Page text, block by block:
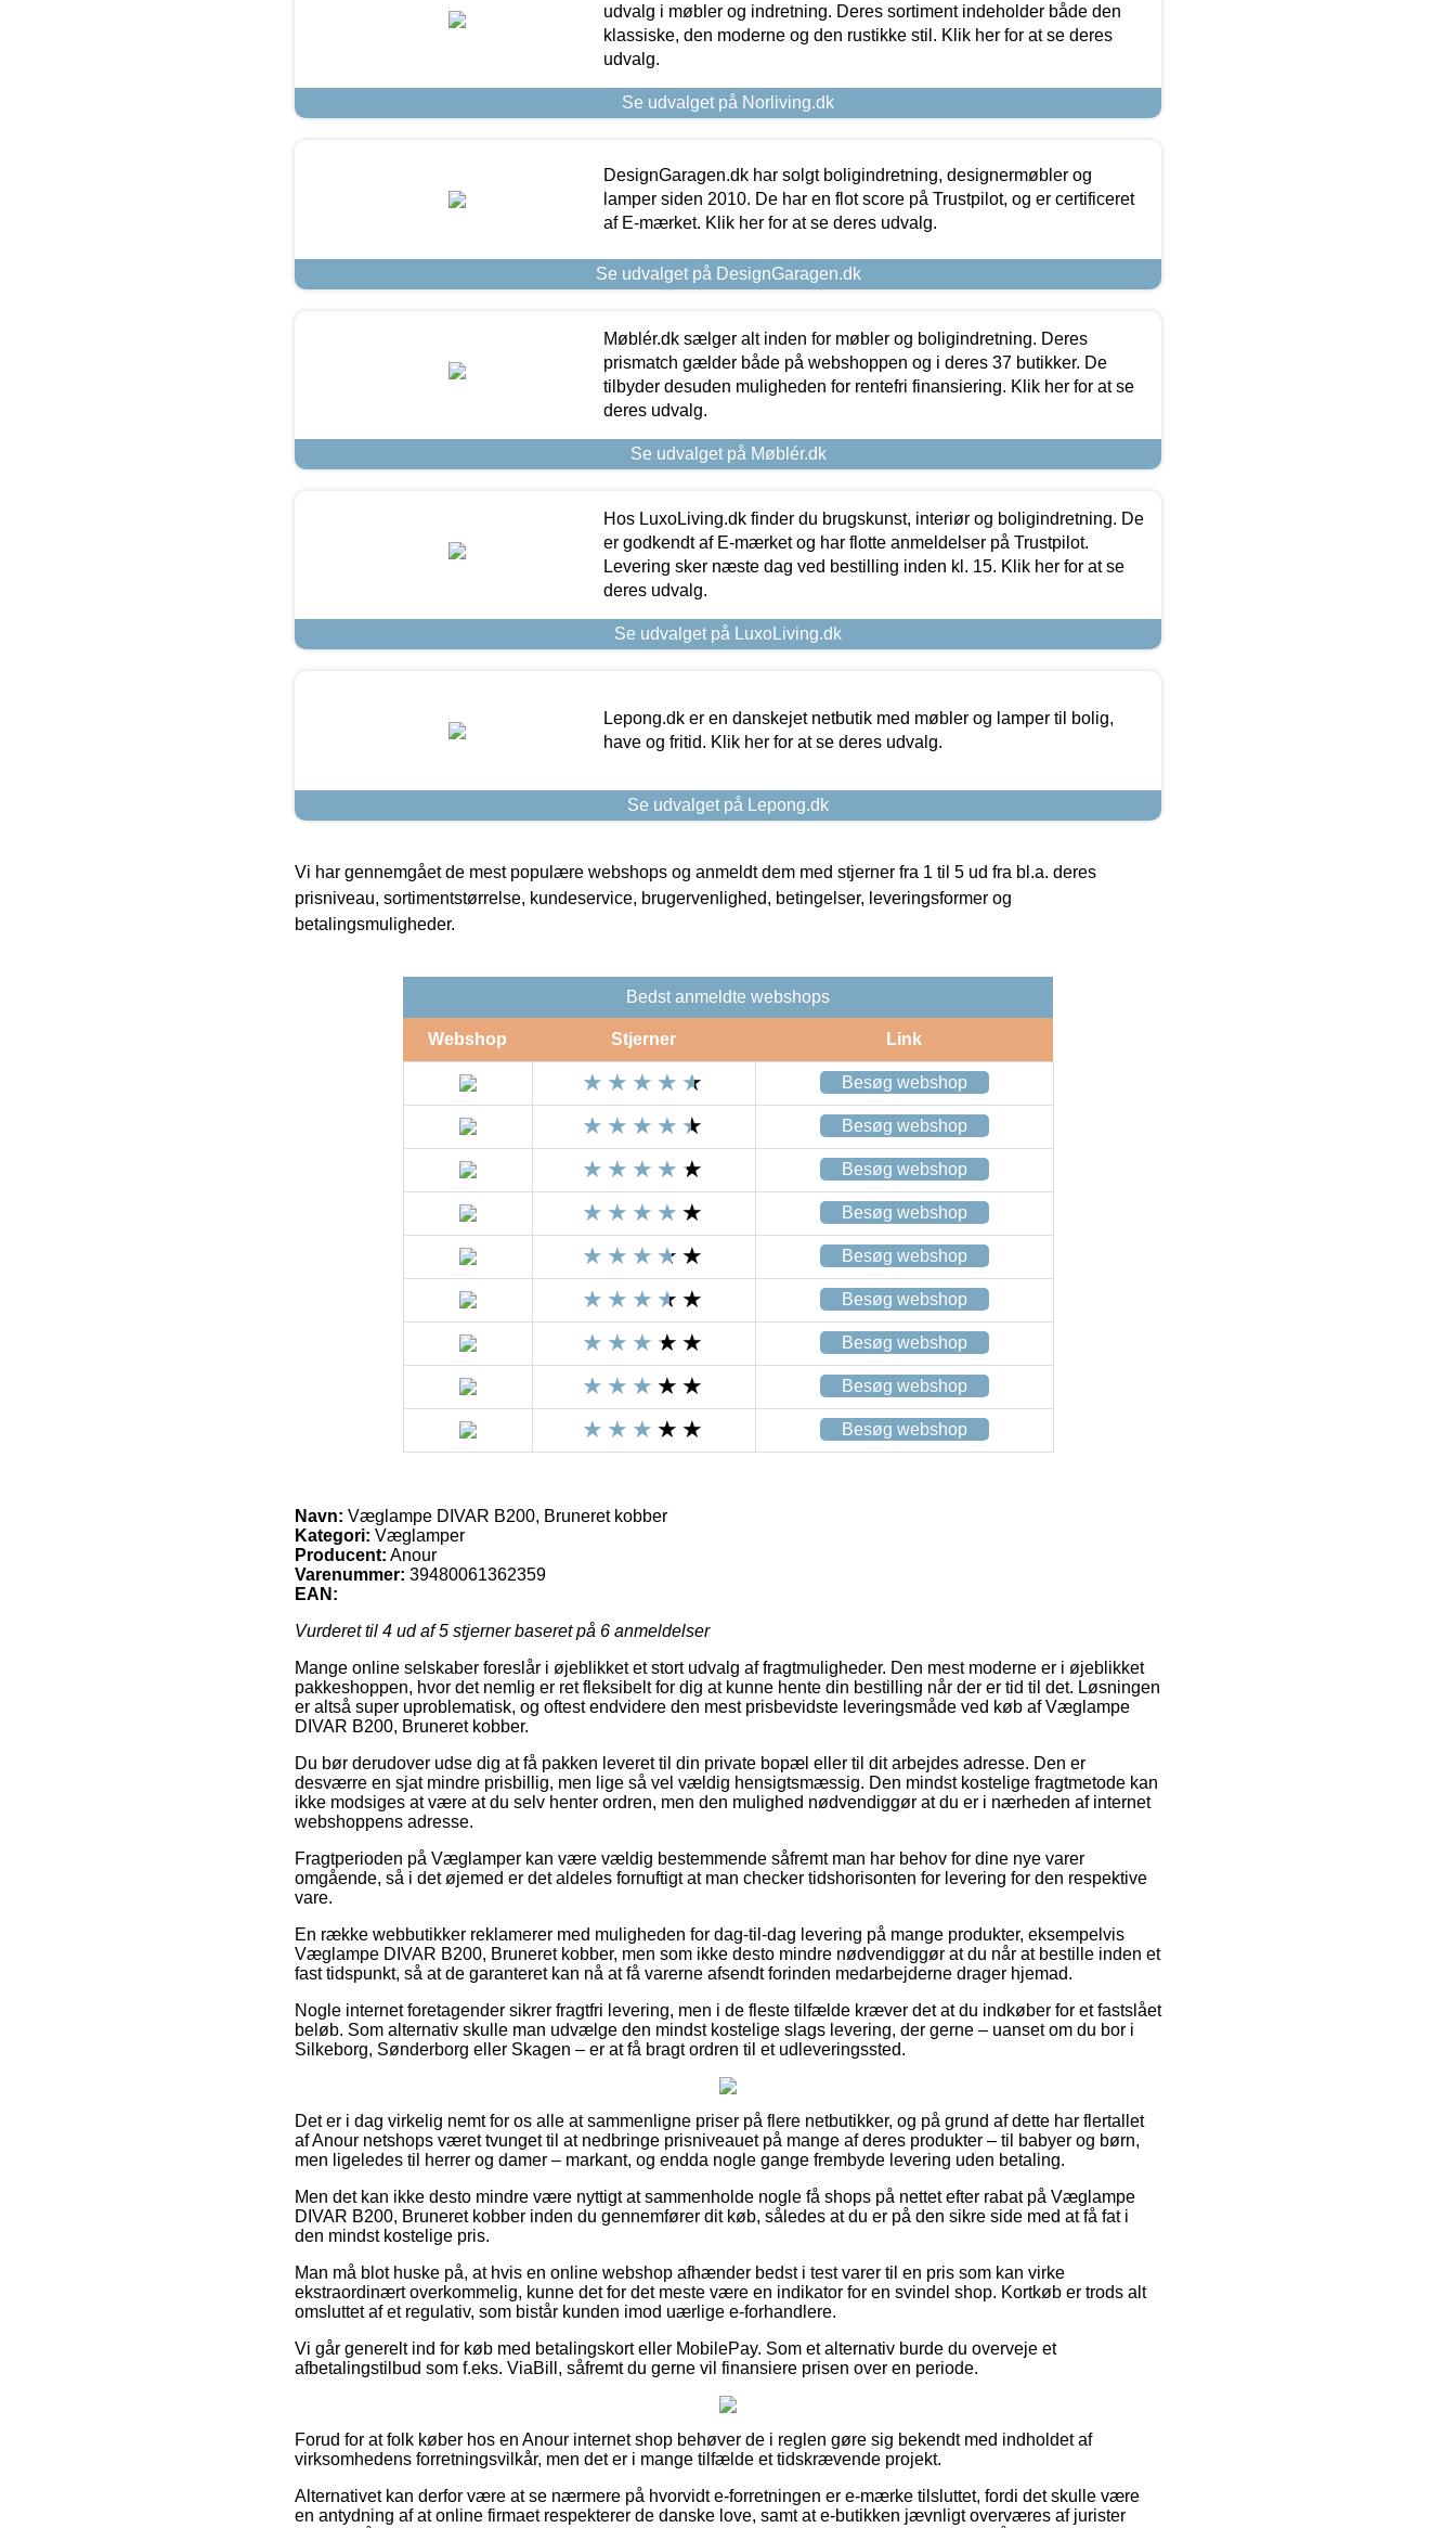
udvalg i møbler og indretning. Deres sortiment indeholder både den
klassiske, den moderne og den rustikke stil. Klik her for at se deres
udvalg.
Se udvalget på Norliving.dk
DesignGaragen.dk har solgt boligindretning, designermøbler og
lamper siden 2010. De har en flot score på Trustpilot, og er certificeret
af E-mærket. Klik her for at se deres udvalg.
Se udvalget på DesignGaragen.dk
Møblér.dk sælger alt inden for møbler og boligindretning. Deres
prismatch gælder både på webshoppen og i deres 37 butikker. De
tilbyder desuden muligheden for rentefri finansiering. Klik her for at se
deres udvalg.
Se udvalget på Møblér.dk
Hos LuxoLiving.dk finder du brugskunst, interiør og boligindretning. De
er godkendt af E-mærket og har flotte anmeldelser på Trustpilot.
Levering sker næste dag ved bestilling inden kl. 15. Klik her for at se
deres udvalg.
Se udvalget på LuxoLiving.dk
Lepong.dk er en danskejet netbutik med møbler og lamper til bolig,
have og fritid. Klik her for at se deres udvalg.
Se udvalget på Lepong.dk
Vi har gennemgået de mest populære webshops og anmeldt dem med stjerner fra 1 til 5 ud fra bl.a. deres
prisniveau, sortimentstørrelse, kundeservice, brugervenlighed, betingelser, leveringsformer og
betalingsmuligheder.
Bedst anmeldte webshops
Webshop Stjerner Link
Besøg webshop
Besøg webshop
Besøg webshop
Besøg webshop
Besøg webshop
Besøg webshop
Besøg webshop
Besøg webshop
Besøg webshop
Navn: Væglampe DIVAR B200, Bruneret kobber
Kategori: Væglamper
Producent: Anour
Varenummer: 39480061362359
EAN:
Vurderet til 4 ud af 5 stjerner baseret på 6 anmeldelser
Mange online selskaber foreslår i øjeblikket et stort udvalg af fragtmuligheder. Den mest moderne er i øjeblikket
pakkeshoppen, hvor det nemlig er ret fleksibelt for dig at kunne hente din bestilling når der er tid til det. Løsningen
er altså super uproblematisk, og oftest endvidere den mest prisbevidste leveringsmåde ved køb af Væglampe
DIVAR B200, Bruneret kobber.
Du bør derudover udse dig at få pakken leveret til din private bopæl eller til dit arbejdes adresse. Den er
desværre en sjat mindre prisbillig, men lige så vel vældig hensigtsmæssig. Den mindst kostelige fragtmetode kan
ikke modsiges at være at du selv henter ordren, men den mulighed nødvendiggør at du er i nærheden af internet
webshoppens adresse.
Fragtperioden på Væglamper kan være vældig bestemmende såfremt man har behov for dine nye varer
omgående, så i det øjemed er det aldeles fornuftigt at man checker tidshorisonten for levering for den respektive
vare.
En række webbutikker reklamerer med muligheden for dag-til-dag levering på mange produkter, eksempelvis
Væglampe DIVAR B200, Bruneret kobber, men som ikke desto mindre nødvendiggør at du når at bestille inden et
fast tidspunkt, så at de garanteret kan nå at få varerne afsendt forinden medarbejderne drager hjemad.
Nogle internet foretagender sikrer fragtfri levering, men i de fleste tilfælde kræver det at du indkøber for et fastslået
beløb. Som alternativ skulle man udvælge den mindst kostelige slags levering, der gerne – uanset om du bor i
Silkeborg, Sønderborg eller Skagen – er at få bragt ordren til et udleveringssted.
Det er i dag virkelig nemt for os alle at sammenligne priser på flere netbutikker, og på grund af dette har flertallet
af Anour netshops været tvunget til at nedbringe prisniveauet på mange af deres produkter – til babyer og børn,
men ligeledes til herrer og damer – markant, og endda nogle gange frembyde levering uden betaling.
Men det kan ikke desto mindre være nyttigt at sammenholde nogle få shops på nettet efter rabat på Væglampe
DIVAR B200, Bruneret kobber inden du gennemfører dit køb, således at du er på den sikre side med at få fat i
den mindst kostelige pris.
Man må blot huske på, at hvis en online webshop afhænder bedst i test varer til en pris som kan virke
ekstraordinært overkommelig, kunne det for det meste være en indikator for en svindel shop. Kortkøb er trods alt
omsluttet af et regulativ, som bistår kunden imod uærlige e-forhandlere.
Vi går generelt ind for køb med betalingskort eller MobilePay. Som et alternativ burde du overveje et
afbetalingstilbud som f.eks. ViaBill, såfremt du gerne vil finansiere prisen over en periode.
Forud for at folk køber hos en Anour internet shop behøver de i reglen gøre sig bekendt med indholdet af
virksomhedens forretningsvilkår, men det er i mange tilfælde et tidskrævende projekt.
Alternativet kan derfor være at se nærmere på hvorvidt e-forretningen er e-mærke tilsluttet, fordi det skulle være
en antydning af at online firmaet respekterer de danske love, samt at e-butikken jævnligt overværes af jurister